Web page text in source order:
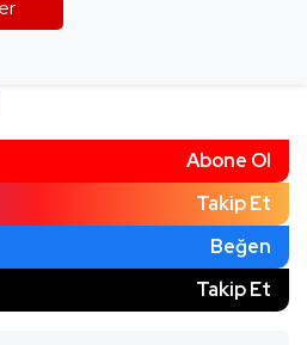
Abone Ol
Takip Et
Beğen
Takip Et